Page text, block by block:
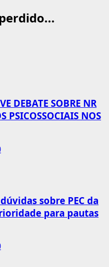
DEBATE SOBRE NR
PSICOSSOCIAIS NOS
sobre PEC da
para pautas